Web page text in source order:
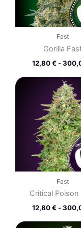
Fast
Gorilla
12,80€ -
Fast
Critical Poison
12,80€ -